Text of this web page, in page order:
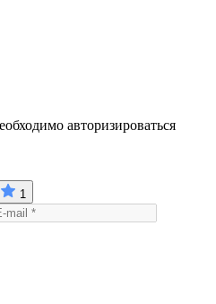
авторизироваться
1